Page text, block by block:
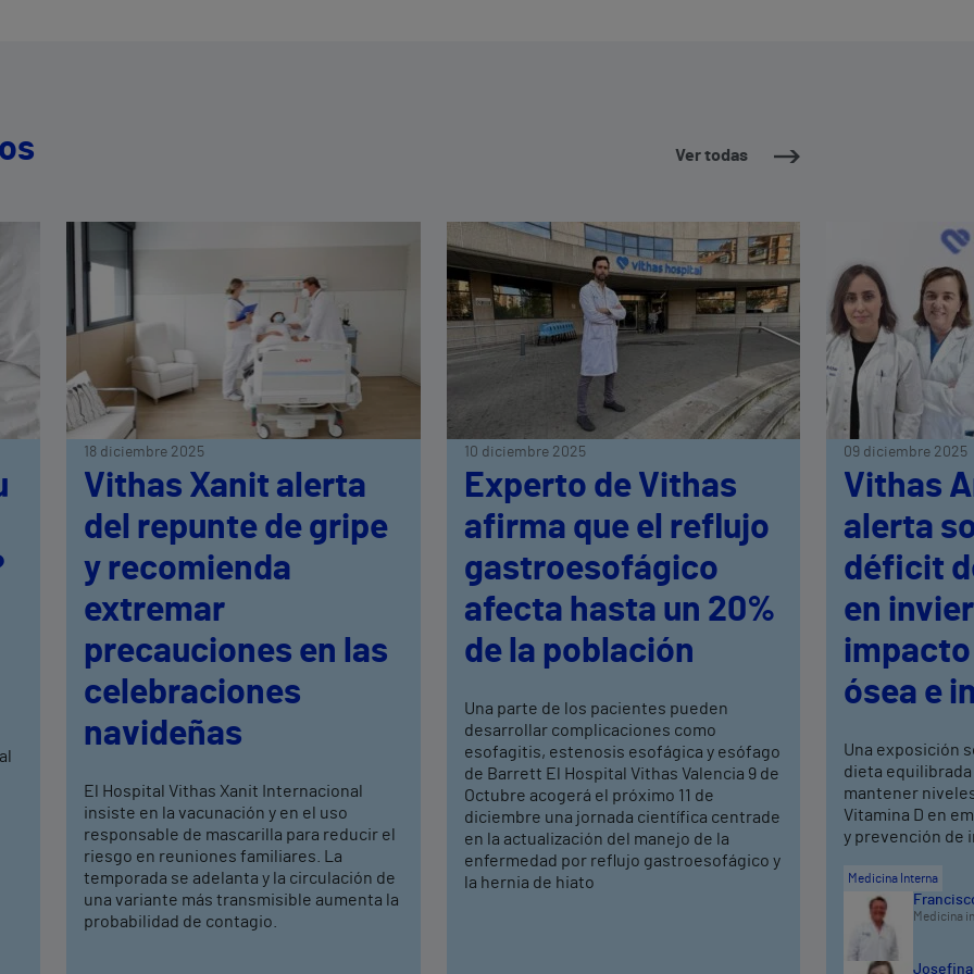
Ver todas
18 diciembre 2025
Vithas Xanit alerta
del repunte de gripe
y recomienda
extremar
precauciones en las
celebraciones
navideñas
El Hospital Vithas Xanit Internacional
insiste en la vacunación y en el uso
responsable de mascarilla para reducir el
riesgo en reuniones familiares. La
temporada se adelanta y la circulación de
una variante más transmisible aumenta la
probabilidad de contagio.
10 diciembre 2025
Experto de Vithas
afirma que el reflujo
gastroesofágico
afecta hasta un 20%
de la población
Una parte de los pacientes pueden
desarrollar complicaciones como
esofagitis, estenosis esofágica y esófago
de Barrett El Hospital Vithas Valencia 9 de
Octubre acogerá el próximo 11 de
diciembre una jornada científica centrade
en la actualización del manejo de la
enfermedad por reflujo gastroesofágico y
la hernia de hiato
09 diciembre 2025
Vithas
alerta
déficit
en
impacto
ósea e
Una exposición
dieta
mantener
Vitamina D en
y prevención de
Medicina Interna
Medicina
Josefina